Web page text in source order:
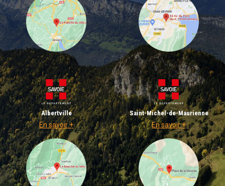
Albertville
En savoir +
Saint-Michel-de-Maurienne
En savoir +